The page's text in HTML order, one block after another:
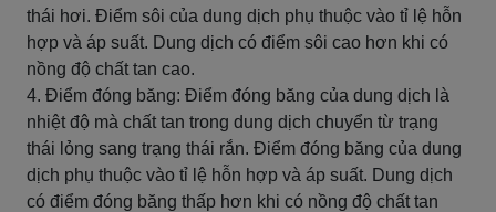
thái hơi. Điểm sôi của dung dịch phụ thuộc vào tỉ lệ hỗn
hợp và áp suất. Dung dịch có điểm sôi cao hơn khi có
nồng độ chất tan cao.
4. Điểm đóng băng: Điểm đóng băng của dung dịch là
nhiệt độ mà chất tan trong dung dịch chuyển từ trạng
thái lỏng sang trạng thái rắn. Điểm đóng băng của dung
dịch phụ thuộc vào tỉ lệ hỗn hợp và áp suất. Dung dịch
có điểm đóng băng thấp hơn khi có nồng độ chất tan